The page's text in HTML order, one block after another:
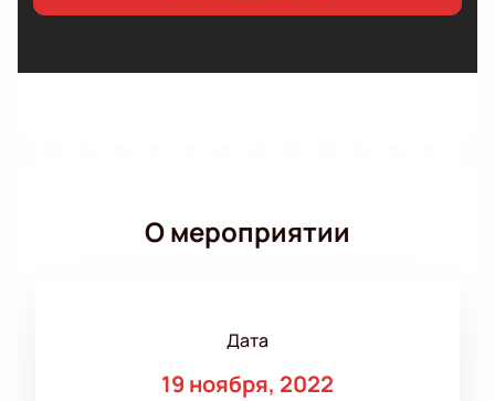
О мероприятии
Дата
19 ноября, 2022